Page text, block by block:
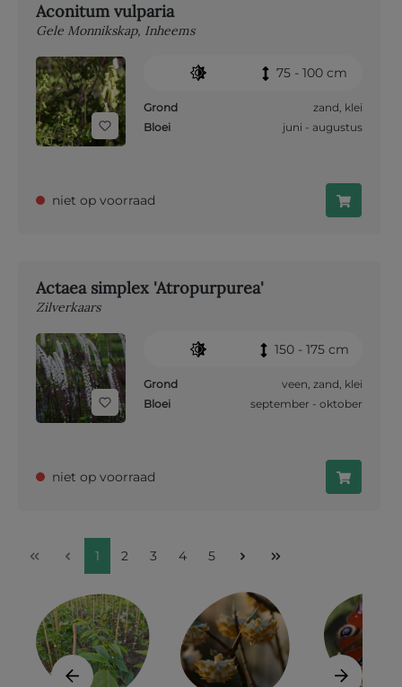
Aconitum vulparia
Gele Monnikskap, Inheems
75 - 100 cm
Grond zand, klei
Bloei
juni - augustus
niet op voorraad
Actaea simplex 'Atropurpurea'
Zilverkaars
150 - 175 cm
Grond veen, zand, klei
Bloei
september - oktober
niet op voorraad
1 2 3 4 5